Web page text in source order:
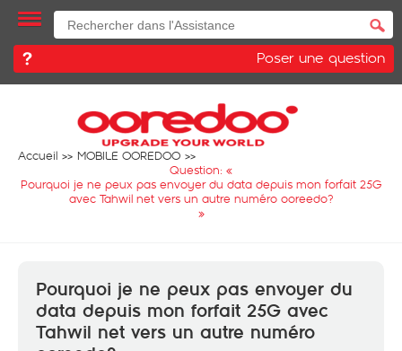
Poser une question
Accueil
MOBILE OOREDOO
Question: «
Pourquoi je ne peux pas envoyer du data depuis mon forfait 25G
avec Tahwil net vers un autre numéro ooreedo?
»
Pourquoi je ne peux pas envoyer du
data depuis mon forfait 25G avec
Tahwil net vers un autre numéro